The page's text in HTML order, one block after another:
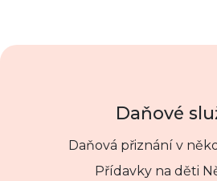
Daňové
Daňová přiznání v
Přídavky na děti